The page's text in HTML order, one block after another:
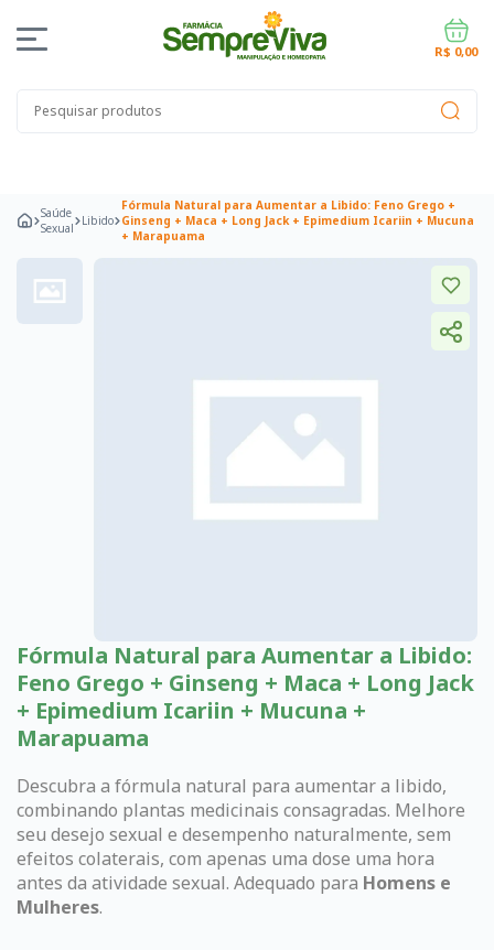
R$ 0,00
Campeões de Venda
Aumentar
Aumentar Energia
Proteção
Saúde
Sexual
Libido
Fórmula Natural para Aumentar a Libido: Feno Grego +
Ginseng + Maca + Long Jack + Epimedium Icariin + Mucuna
+ Marapuama
Fórmula Natural para Aumentar a Libido:
Feno Grego + Ginseng + Maca + Long Jack
+ Epimedium Icariin + Mucuna +
Marapuama
Descubra a fórmula natural para aumentar a libido,
combinando plantas medicinais consagradas. Melhore
seu desejo sexual e desempenho naturalmente, sem
efeitos colaterais, com apenas uma dose uma hora
antes da atividade sexual. Adequado para Homens e
Mulheres.